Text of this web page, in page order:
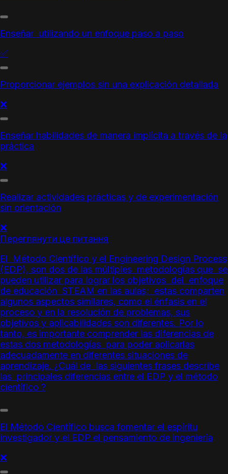
Enseñar utilizando un enfoque paso a paso
✅
Proporcionar ejemplos sin una explicación detallada
❌
Enseñar habilidades de manera implícita a través de la
práctica
❌
Realizar actividades prácticas y de experimentación
sin orientación
❌
Переглянути це питання
El Método Científico y el Engineering Design Process
(EDP), son dos de las múltiples metodologías que se
pueden utilizar para lograr los objetivos del enfoque
de educación STEAM en las aulas; estas comparten
algunos aspectos similares, como el énfasis en el
proceso y en la resolución de problemas, sus
objetivos y aplicabilidades son diferentes. Por lo
tanto, es importante comprender las diferencias de
estas dos metodologías para poder aplicarlas
adecuadamente en diferentes situaciones de
aprendizaje. ¿Cuál de las siguientes frases describe
las principales diferencias entre el EDP y el método
científico ?
El Método Científico busca fomentar el espíritu
investigador y el EDP el pensamiento de ingeniería
❌